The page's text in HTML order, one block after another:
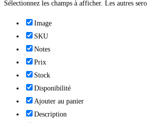
Sélectionnez les champs à afficher. Les autres
Image
SKU
Notes
Prix
Stock
Disponibilité
Ajouter au panier
Description